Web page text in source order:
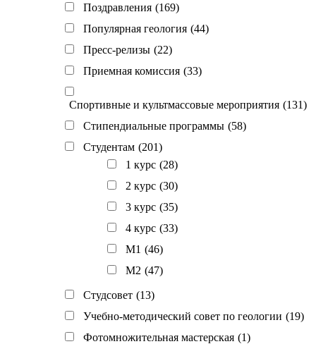
Поздравления (169)
Популярная геология (44)
Пресс-релизы (22)
Приемная комиссия (33)
Спортивные и культмассовые мероприятия (131)
Стипендиальные программы (58)
Студентам (201)
1 курс (28)
2 курс (30)
3 курс (35)
4 курс (33)
M1 (46)
M2 (47)
Студсовет (13)
Учебно-методический совет по геологии (19)
Фотомножительная мастерская (1)